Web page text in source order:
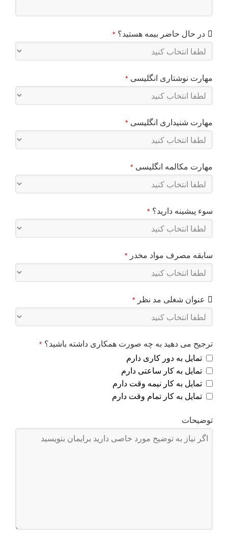
در حال حاضر بیمه هستید؟ *
مهارت نوشتاری انگلیسی *
مهارت شنیداری انگلیسی *
مهارت مکالمه انگلیسی *
سوء پیشینه دارید؟ *
سابقه مصرف مواد مخدر *
عنوان شغلی مد نظر *
ترجیح می دهید به چه صورت همکاری داشته باشید؟ *
تمایل به دور کاری دارم
تمایل به کار ساعتی دارم
تمایل به کار نیمه وقت دارم
تمایل به کار تمام وقت دارم
توضیحات